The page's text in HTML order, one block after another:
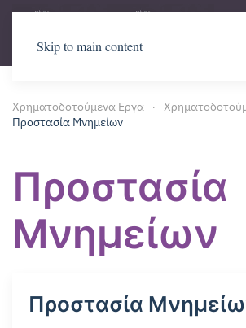
Skip to main content
Χρηματοδοτούμενα Εργα
Προστασία Μνημείων
Προστασία
Μνημείων
Προστασία